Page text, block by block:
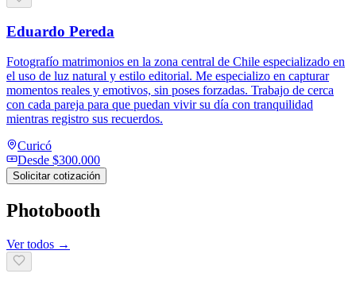
Eduardo Pereda
Fotografío matrimonios en la zona central de Chile especializado en
el uso de luz natural y estilo editorial. Me especializo en capturar
momentos reales y emotivos, sin poses forzadas. Trabajo de cerca
con cada pareja para que puedan vivir su día con tranquilidad
mientras registro sus recuerdos.
Curicó
Desde $300.000
Solicitar cotización
Photobooth
Ver todos →